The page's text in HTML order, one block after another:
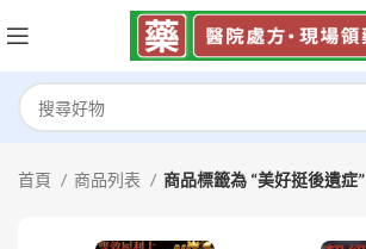
首頁 商品列表 商品標籤為 “美好挺後遺症”